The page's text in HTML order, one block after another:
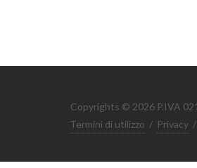
Copyrights © 2026 P.IVA
Termini di utilizzo / Privacy /